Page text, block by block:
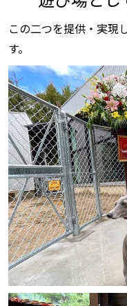
この二つを提供・実現
す。